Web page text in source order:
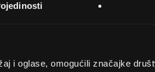
i oglase, omogućili značajke
UVJETI KUPNJE